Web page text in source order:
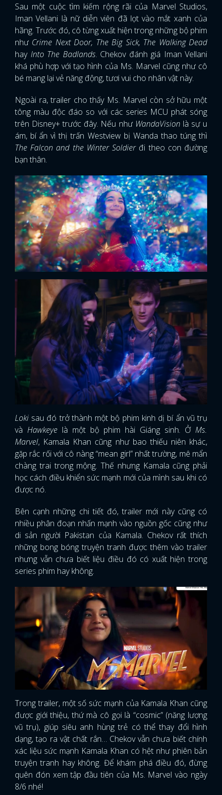
Sau một cuộc tìm kiếm rộng rãi của Marvel Studios,
Iman Vellani là nữ diễn viên đã lọt vào mắt xanh của
hãng. Trước đó, cô từng xuất hiện trong những bộ phim
như Crime Next Door, The Big Sick, The Walking Dead
hayInto The Badlands. Chekov đánh giá Iman Vellani
khá phù hợp với tạo hình của Ms. Marvel cũng như cô
bé mang lại vẻ năng động, tươi vui cho nhân vật này.
Ngoài ra, trailer cho thấy Ms. Marvel còn sở hữu một
tông màu độc đáo so với các series MCU phát sóng
trên Disney+ trước đây. Nếu như WandaVision là sự u
ám, bí ẩn vì thị trấn Westview bị Wanda thao túng thì
The Falcon and the Winter Soldierđi theo con đường
bạn thân.
Loki sau đó trở thành một bộ phim kinh dị bí ẩn vũ trụ
và Hawkeye là một bộ phim hài Giáng sinh. Ở Ms.
Marvel, Kamala Khan cũng như bao thiếu niên khác,
gặp rắc rối với cô nàng “mean girl” nhất trường, mê mẩn
chàng trai trong mộng. Thế nhưng Kamala cũng phải
học cách điều khiển sức mạnh mới của mình sau khi có
được nó.
Bên cạnh những chi tiết đó, trailer mới này cũng có
nhiều phân đoạn nhấn mạnh vào nguồn gốc cũng như
di sản người Pakistan của Kamala. Chekov rất thích
những bong bóng truyện tranh được thêm vào trailer
nhưng vẫn chưa biết liệu điều đó có xuất hiện trong
series phim hay không.
Trong trailer, một số sức mạnh của Kamala Khan cũng
được giới thiệu, thứ mà cô gọi là “cosmic” (năng lượng
vũ trụ), giúp siêu anh hùng trẻ có thể thay đổi hình
dạng, tạo ra vật chất rắn… Chekov vẫn chưa biết chính
xác liệu sức mạnh Kamala Khan có hệt như phiên bản
truyện tranh hay không. Để khám phá điều đó, đừng
quên đón xem tập đầu tiên của Ms. Marvel vào ngày
8/6 nhé!